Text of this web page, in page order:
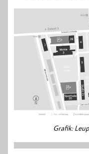
Grafik: